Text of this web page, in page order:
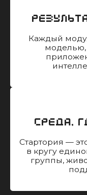
Каждый
моделью,
Среда,
Стартория —
в кругу
группы,